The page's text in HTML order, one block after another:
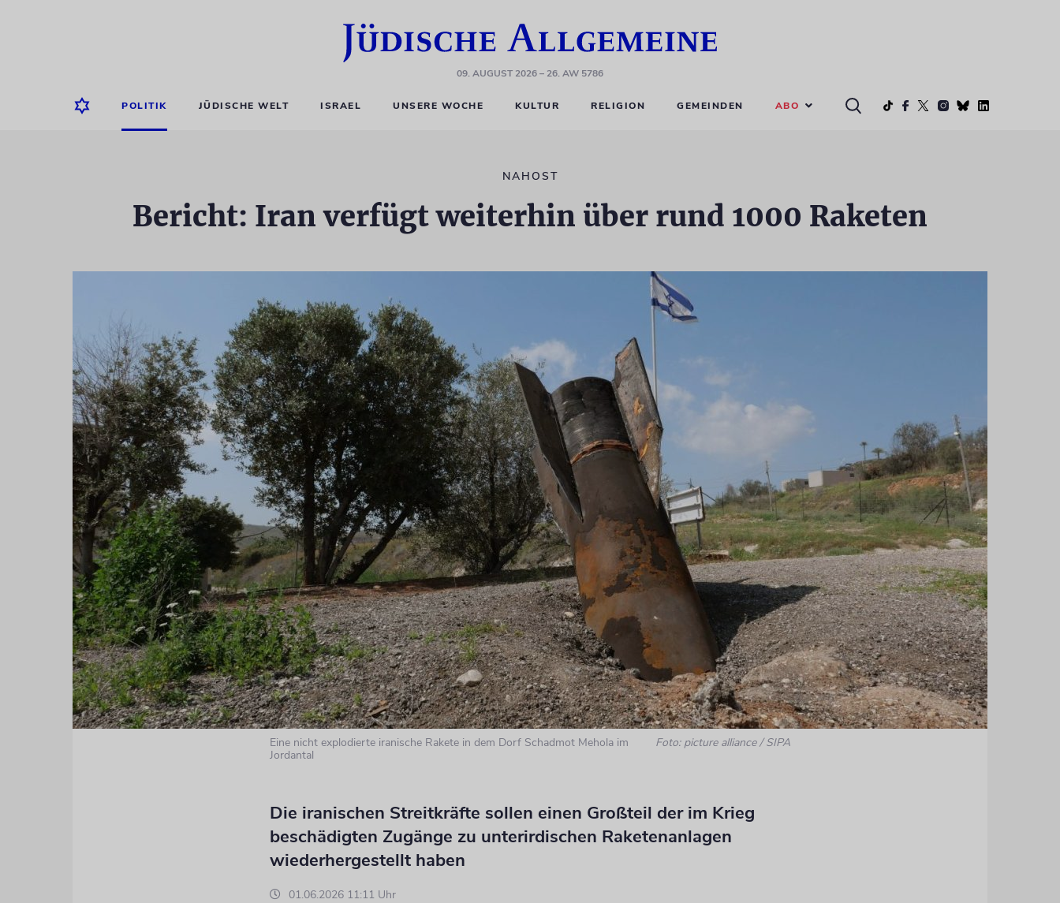
09. AUGUST 2026– 26. AW 5786
POLITIK JÜDISCHE WELT ISRAEL UNSERE WOCHE KULTUR RELIGION GEMEINDEN ABO
NAHOST
Bericht: Iran verfügt weiterhin über rund 1000 Raketen
Eine nicht explodierte iranische Rakete in dem Dorf Schadmot Mehola im
Jordantal
Foto: picture alliance / SIPA
Die iranischen Streitkräfte sollen einen Großteil der im Krieg
beschädigten Zugänge zu unterirdischen Raketenanlagen
wiederhergestellt haben
01.06.2026 11:11 Uhr